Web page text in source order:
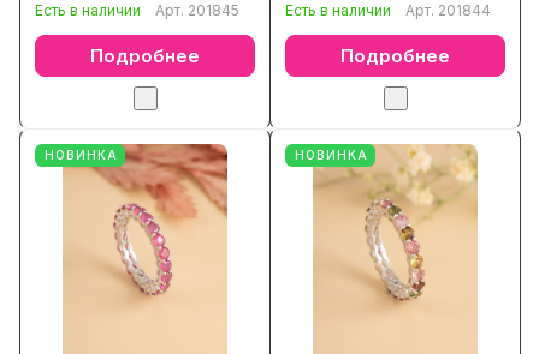
Есть в наличии Арт. 201845
Подробнее
Есть в наличии Арт. 201844
Подробнее
НОВИНКА НОВИНКА